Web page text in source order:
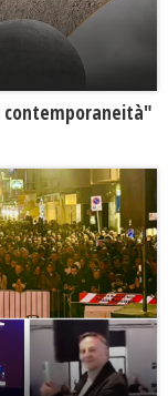
contemporaneità"